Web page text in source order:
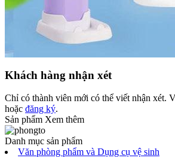
Khách hàng nhận xét
Chỉ có thành viên mới có thể viết nhận xét.
hoặc đăng ký.
Sản phẩm Xem thêm
Danh mục sản phẩm
Văn phòng phẩm và Dụng cụ vệ sinh